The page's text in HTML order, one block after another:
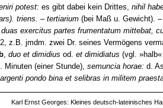
potest: es gibt dabei kein Drittes, nihil
triens. – tertiarium(bei Maß u. Gewicht). –
duas exercitus partes frumentatum mittebat,
z.B. jmdm. zwei Dr. seines Vermögens
, duo et dimidius od. et dimidiatus (vgl.
Minuten (einer Stunde), semuncia horae: d.
argenti pondo bina et selibras in militem
Karl Ernst Georges: Kleines deutsch-lateinisches